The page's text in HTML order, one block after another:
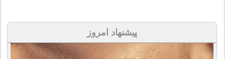
پیشنهاد امروز